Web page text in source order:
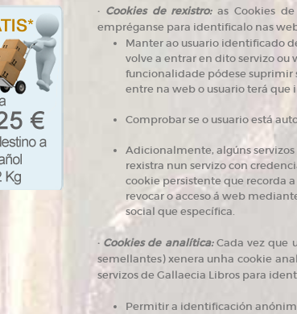
· Cookies de rexistro:as Cookies de
empréganse para identificalo nas
Manter ao usuario identificado
volve a entrar en dito servizo ou
funcionalidade pódese suprimir
entre na web o usuario terá
Comprobar se o usuario está
Adicionalmente, algúns
rexistra nun servizo con
cookie persistente que recorda
revocar o acceso á web
social que específica.
· Cookies de analítica:Cada vez que
semellantes) xenera unha cookie
servizos de Gallaecia Libros para
Permitir a identificación